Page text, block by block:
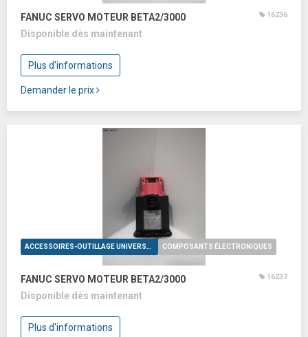
FANUC SERVO MOTEUR BETA2/3000 16236
Disponible dès maintenant
Plus d'informations
Demander le prix
ACCESSOIRES-OUTILLAGE UNIVERSELS COMPOSANTS ÉLECTRONIQUES
FANUC SERVO MOTEUR BETA2/3000 16237
Disponible dès maintenant
Plus d'informations